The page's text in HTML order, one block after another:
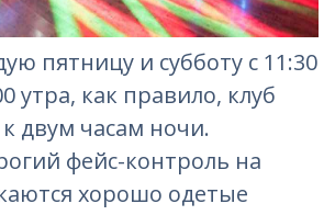
пятницу и субботу с 11:30
утра, как правило, клуб
двум часам ночи.
фейс-контроль на
хорошо одетые